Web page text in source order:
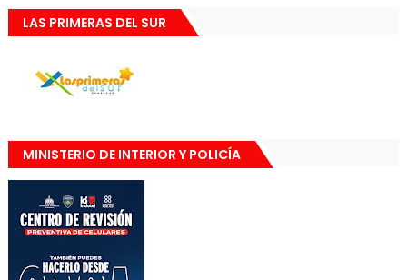
LAS PRIMERAS DEL SUR
MINISTERIO DE INTERIOR Y POLICÍA